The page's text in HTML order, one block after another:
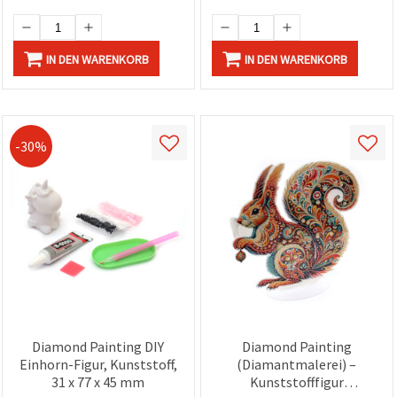
IN DEN WARENKORB IN DEN WARENKORB
-30%
Diamond Painting DIY
Einhorn-Figur, Kunststoff,
31 x 77 x 45 mm
Diamond Painting
(Diamantmalerei) –
Kunststofffigur